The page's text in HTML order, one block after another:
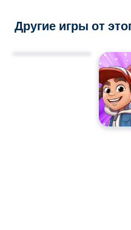
Другие игры от